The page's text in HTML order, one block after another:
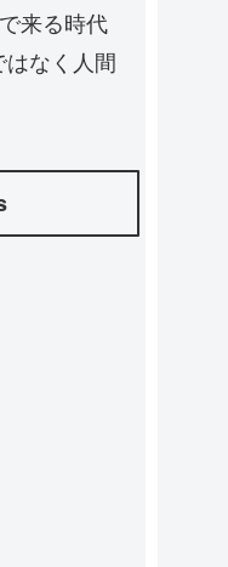
来る時代
なく人間